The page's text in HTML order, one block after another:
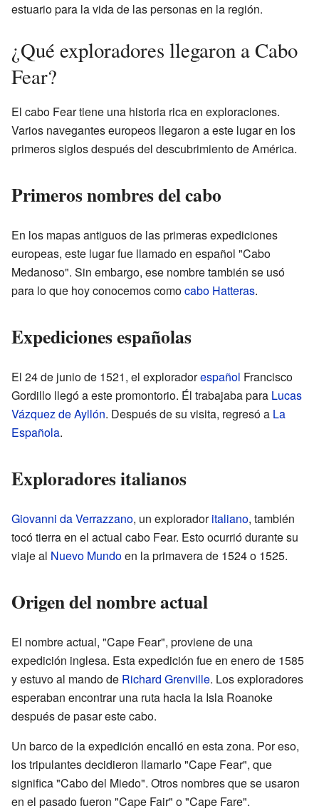
estuario para la vida de las personas en la región.
¿Qué exploradores llegaron a Cabo
Fear?
El cabo Fear tiene una historia rica en exploraciones.
Varios navegantes europeos llegaron a este lugar en los
primeros siglos después del descubrimiento de América.
Primeros nombres del cabo
En los mapas antiguos de las primeras expediciones
europeas, este lugar fue llamado en español "Cabo
Medanoso". Sin embargo, ese nombre también se usó
para lo que hoy conocemos comocabo Hatteras.
Expediciones españolas
El 24 de junio de 1521, el exploradorespañol Francisco
Gordillo llegó a este promontorio. Él trabajaba para Lucas
Vázquez de Ayllón. Después de su visita, regresó a La
Española.
Exploradores italianos
Giovanni da Verrazzano, un exploradoritaliano, también
tocó tierra en el actual cabo Fear. Esto ocurrió durante su
viaje al Nuevo Mundoen la primavera de 1524 o 1525.
Origen del nombre actual
El nombre actual, "Cape Fear", proviene de una
expedición inglesa. Esta expedición fue en enero de 1585
y estuvo al mando de Richard Grenville. Los exploradores
esperaban encontrar una ruta hacia la Isla Roanoke
después de pasar este cabo.
Un barco de la expedición encalló en esta zona. Por eso,
los tripulantes decidieron llamarlo "Cape Fear", que
significa "Cabo del Miedo". Otros nombres que se usaron
en el pasado fueron "Cape Fair" o "Cape Fare".